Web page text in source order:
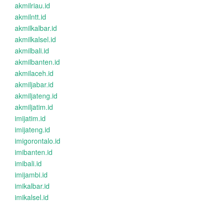
akmilriau.id
akmilntt.id
akmilkalbar.id
akmilkalsel.id
akmilbali.id
akmilbanten.id
akmilaceh.id
akmiljabar.id
akmiljateng.id
akmiljatim.id
imijatim.id
imijateng.id
imigorontalo.id
imibanten.id
imibali.id
imijambi.id
imikalbar.id
imikalsel.id